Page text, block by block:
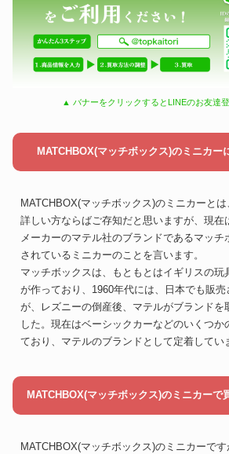
▲ バナーをクリックするとLINEのお友達登
MATCHBOX(マッチボックス)のミニカー
MATCHBOX(マッチボックス)のミニカーと
詳しい方ならばご存知だと思いますが、現在
メーカーのマテル社のブランドであるマッチ
されているミニカーのことを言います。
マッチボックスは、もともとはイギリスの玩
が作っており、1960年代には、日本でも販
が、レズニーの倒産後、マテルがブランドを
した。現在はベーシックカーなどのいくつか
ており、マテルのブランドとして定着してい
MATCHBOX(マッチボックス)のミニカーで
MATCHBOX(マッチボックス)のミニカーで